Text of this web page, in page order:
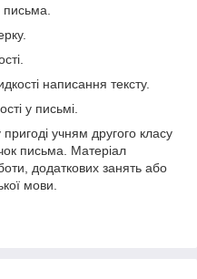
письма.
написання тексту.
у письмі.
пригоді учням другого класу
письма. Матеріал
додаткових занять або
мови.